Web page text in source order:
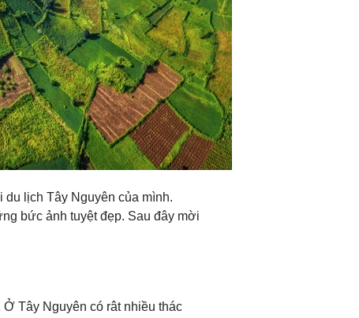
du lịch Tây Nguyên của mình.
bức ảnh tuyệt đẹp. Sau đây mời
Tây Nguyên có rât nhiều thác